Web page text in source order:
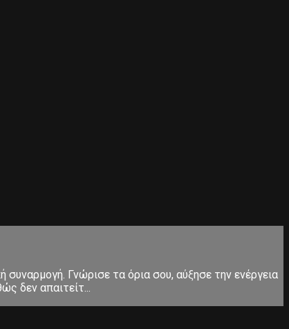
Γνώρισε τα όρια σου, αύξησε την ενέργεια
δεν απαιτείτ...